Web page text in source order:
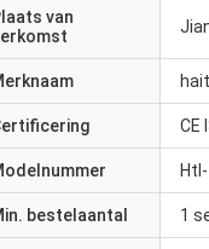
van
CE
bestelaantal 1